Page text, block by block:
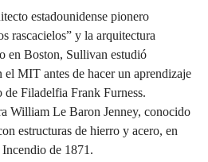
estadounidense pionero
rascacielos” y la arquitectura
en Boston, Sullivan estudió
el MIT antes de hacer un aprendizaje
de Filadelfia Frank Furness.
William Le Baron Jenney, conocido
estructuras de hierro y acero, en
de 1871.